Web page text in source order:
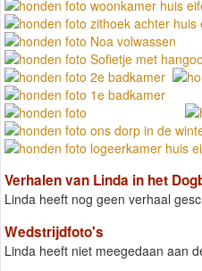
Verhalen van Linda in het
Linda heeft nog geen verhaal
Wedstrijdfoto's
Linda heeft niet meegedaan aan